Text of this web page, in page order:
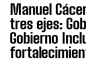
Manuel
tres ejes:
Gobierno